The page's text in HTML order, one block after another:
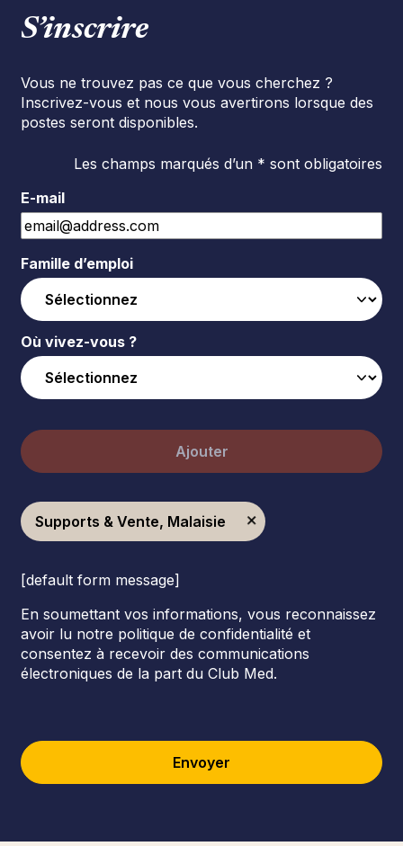
S’inscrire
Vous ne trouvez pas ce que vous cherchez ?
Inscrivez-vous et nous vous avertirons lorsque des
postes seront disponibles.
Les champs marqués d’un * sont obligatoires
E-mail
Famille d’emploi
Où vivez-vous ?
Ajouter
Supports & Vente, Malaisie
[default form message]
En soumettant vos informations, vous reconnaissez
avoir lu notre politique de confidentialité et
consentez à recevoir des communications
électroniques de la part du Club Med.
Envoyer